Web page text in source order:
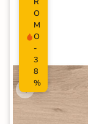
O
M
O
-
3
8
%